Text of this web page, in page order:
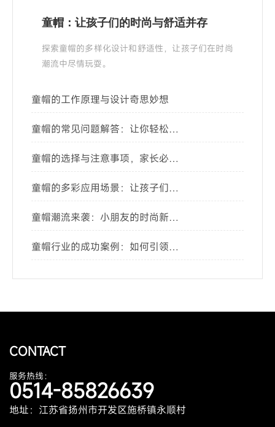
童帽：让孩子们的时尚与舒适并存
探索童帽的多样化设计和舒适性，让孩子们在时尚
潮流中尽情玩耍。
童帽的工作原理与设计奇思妙想
童帽的常见问题解答：让你轻松选
童帽的选择与注意事项，家长必
童帽的多彩应用场景：让孩子们的
童帽潮流来袭：小朋友的时尚新选
童帽行业的成功案例：如何引领市
CONTACT
服务热线：
0514-85826639
地址：江苏省扬州市开发区施桥镇永顺村